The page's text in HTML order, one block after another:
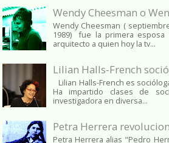
Wendy Cheesman o
Wendy Cheesman (
1989) fue la primera esposa
arquitecto a quien hoy la tv...
Lilian Halls-French
Lilian Halls-French es
Ha impartido clases de
investigadora en diversa...
Petra Herrera
Petra Herrera alias "Pedro